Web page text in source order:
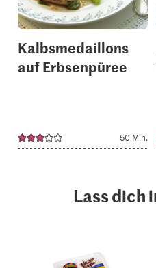
Kalbsmedaillons
auf Erbsenpüree
50 Min.
Lass dich